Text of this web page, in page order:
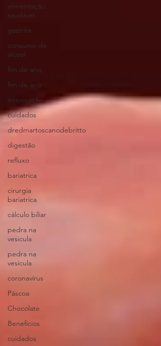
alimentação
saudável
gastrite
consumo de
álcool
fim de ano,
fim de ano
intoxicação
cuidados
dredmartoscanodebritto
digestão
refluxo
bariatrica
cirurgia
bariatrica
cálculo biliar
pedra na
vesicula
pedra na
vesícula
coronavírus
Páscoa
Chocolate
Benefícios
cuidados